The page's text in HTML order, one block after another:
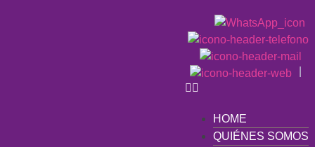
HOME
QUIÉNES SOMOS